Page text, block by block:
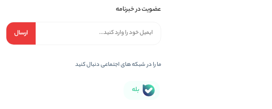
عضویت در خبرنامه
ارسال
ما را در شبکه های اجتماعی دنبال کنید
بله